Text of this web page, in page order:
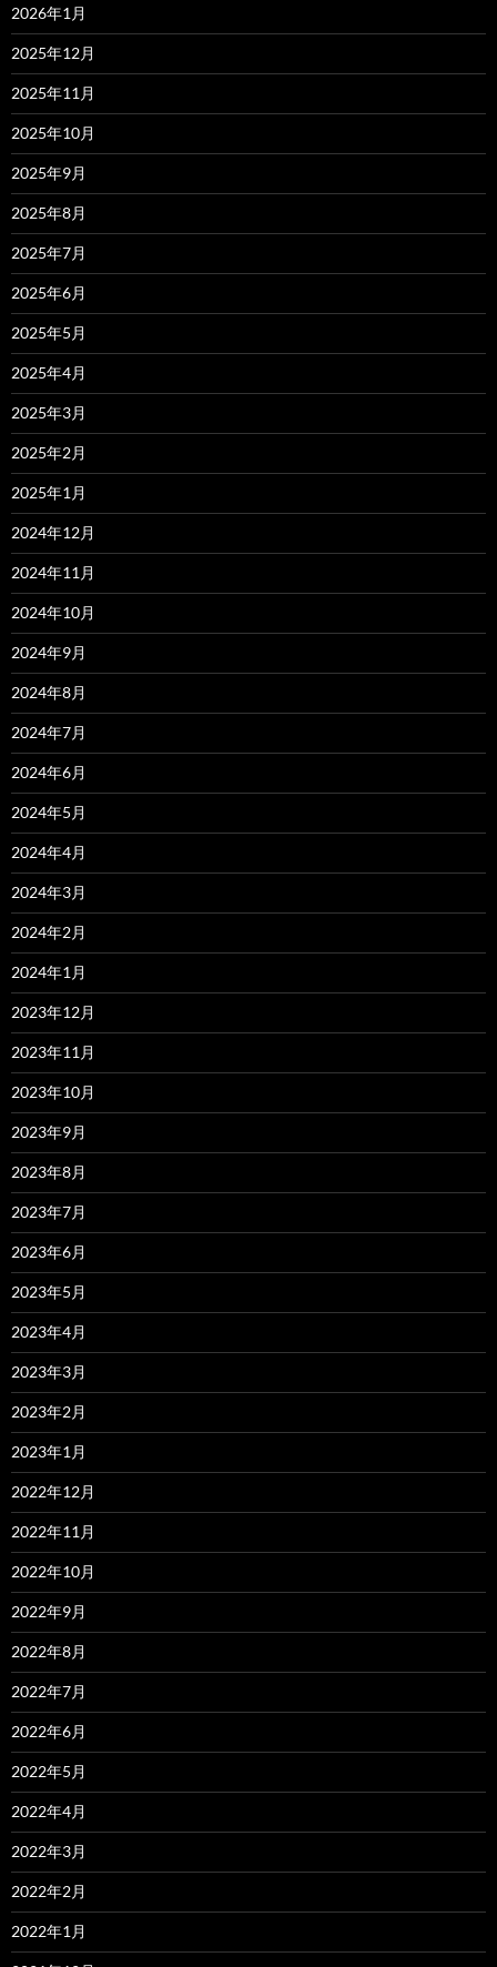
2026年1月
2025年12月
2025年11月
2025年10月
2025年9月
2025年8月
2025年7月
2025年6月
2025年5月
2025年4月
2025年3月
2025年2月
2025年1月
2024年12月
2024年11月
2024年10月
2024年9月
2024年8月
2024年7月
2024年6月
2024年5月
2024年4月
2024年3月
2024年2月
2024年1月
2023年12月
2023年11月
2023年10月
2023年9月
2023年8月
2023年7月
2023年6月
2023年5月
2023年4月
2023年3月
2023年2月
2023年1月
2022年12月
2022年11月
2022年10月
2022年9月
2022年8月
2022年7月
2022年6月
2022年5月
2022年4月
2022年3月
2022年2月
2022年1月